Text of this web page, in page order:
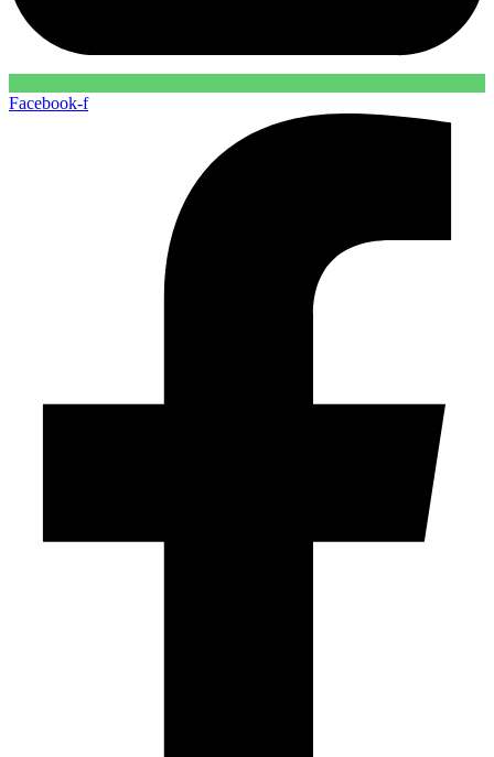
Facebook-f